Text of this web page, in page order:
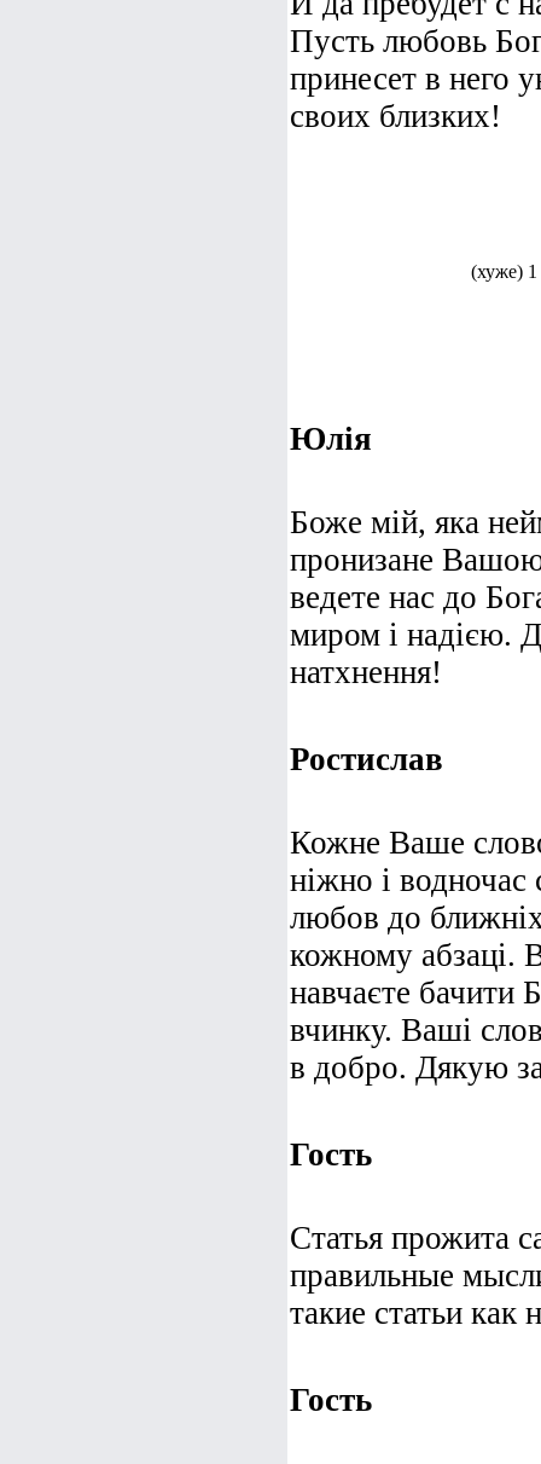
Пусть любовь
принесет в него
своих близких!
(хуже) 1
Юлія
Боже мій, яка
пронизане
ведете нас до
миром і надією.
натхнення!
Ростислав
Кожне Ваше
ніжно і водночас
любов до
кожному абзаці.
навчаєте бачити
вчинку. Ваші
в добро. Дякую
Гость
Статья прожита
правильные
такие статьи как
Гость